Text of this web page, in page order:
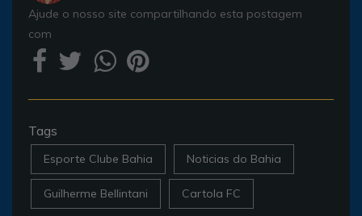
Ajude o nosso site compartilhando esta postagem
com
Tags
Esporte Clube Bahia Noticias do Bahia
Guilherme Bellintani Cartola FC